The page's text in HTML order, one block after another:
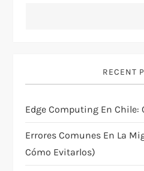
a
t
i
RECENT
Edge Computing En Chile:
Errores Comunes En La
Cómo Evitarlos)